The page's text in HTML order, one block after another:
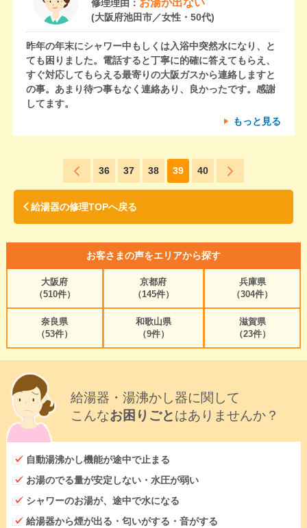
修理理由：
(大阪府池田市／女性・50代)
昨年の年末にシャワー中もしくは入浴中突然水になり、と
ても困りました。電話すると丁寧に的確に答えてもらえ、
すぐ対応してもらえる最寄りの大阪ガスから連絡しますと
の事。あまり待つ事もなく連絡あり、良かったです。感謝
してます。
もっと見る
36 37 38 39 40
給湯器の修理TOPへ戻る
お客さまの声をエリアから探す
大阪府
（510件）
京都府
（145件）
兵庫県
（304件）
奈良県
（53件）
和歌山県
（9件）
滋賀県
（23件）
給湯器・湯沸かし器に関して
こんなお困りごとはありませんか？
自動湯沸かし機能が途中で止まる
お湯のでる量が安定しない・水圧が弱い
シャワーのお湯が、途中で水になる
給湯器から煙が出る・匂いがする・音がする